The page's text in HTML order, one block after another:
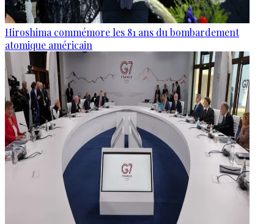
Hiroshima commémore les 81 ans du bombardement
atomique américain